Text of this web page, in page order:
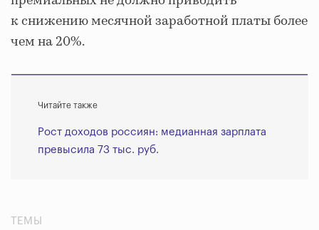
к снижению месячной заработной платы более
чем на 20%.
Читайте также
Рост доходов россиян: медианная зарплата
превысила 73 тыс. руб.
ТЕМЫ